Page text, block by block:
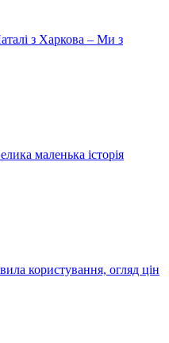
з Харкова – Ми з
маленька історія
користування, огляд цін